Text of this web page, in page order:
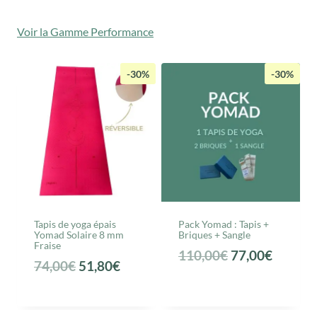
Voir la Gamme Performance
-30%
Tapis de yoga épais
Yomad Solaire 8 mm
Fraise
74,00€ L
51,80€L
-30%
Pack Yomad : Tapis +
Briques + Sangle
110,00€ L
77,00€L